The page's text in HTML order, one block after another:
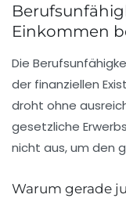
Einkommen
Die
der finanziellen
droht ohne
gesetzliche
nicht aus, um den
Warum gerade